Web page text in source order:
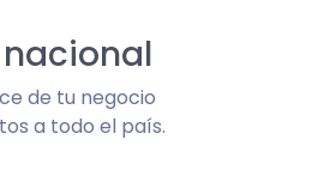
de tu negocio
a todo el país.